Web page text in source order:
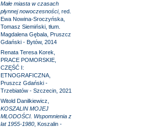
Małe miasta w czasach
płynnej nowoczesności, red.
Ewa Nowina-Sroczyńska,
Tomasz Siemiński, tłum.
Magdalena Gębala, Pruszcz
Gdański - Bytów, 2014
Renata Teresa Korek,
PRACE POMORSKIE,
CZĘŚĆ I:
ETNOGRAFICZNA,
Pruszcz Gdański -
Trzebiatów - Szczecin, 2021
Witold Danilkiewicz,
KOSZALIN MOJEJ
MŁODOŚCI. Wspomnienia z
lat 1955-1980, Koszalin -